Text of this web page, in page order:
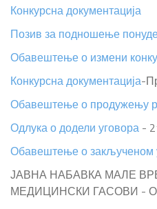
Конкурсна документација
Позив за подношење
Обавештење о измени
Конкурсна документација-
Обавештење о продужењу
Одлука о додели уговора -
Обавештење о закљученом
ЈАВНА НАБАВКА МАЛЕ
МЕДИЦИНСКИ ГАСОВИ -